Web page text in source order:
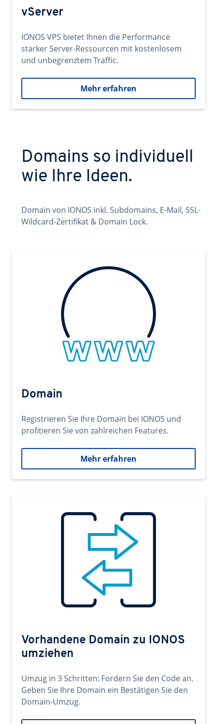
vServer
IONOS VPS bietet Ihnen die Performance
starker Server-Ressourcen mit kostenlosem
und unbegrenztem Traffic.
Mehr erfahren
Domains so individuell
wie Ihre Ideen.
Domain von IONOS inkl. Subdomains, E-Mail, SSL-
Wildcard-Zertifikat & Domain Lock.
Domain
Registrieren Sie Ihre Domain bei IONOS und
profitieren Sie von zahlreichen Features.
Mehr erfahren
Vorhandene Domain zu IONOS
umziehen
Umzug in 3 Schritten: Fordern Sie den Code an.
Geben Sie Ihre Domain ein Bestätigen Sie den
Domain-Umzug.